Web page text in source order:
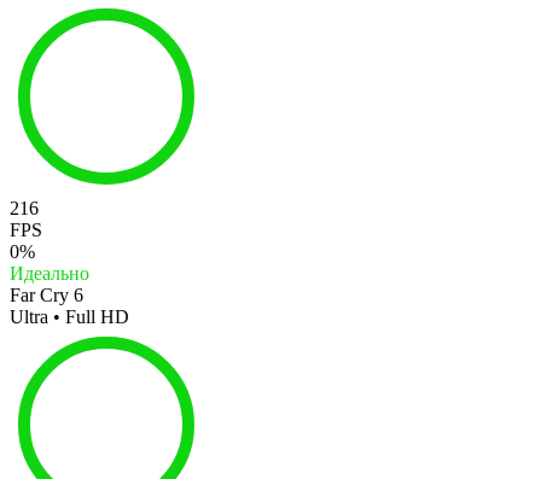
216
FPS
0%
Идеально
Far Cry 6
Ultra • Full HD